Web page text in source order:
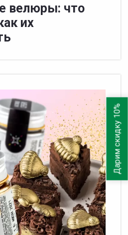
велюры: что
их
Дарим скидку 10%